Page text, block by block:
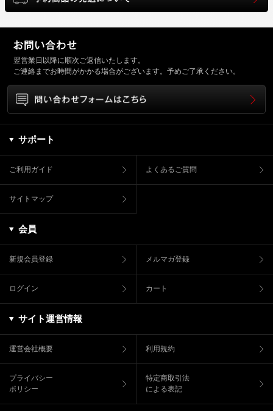
翌営業日以降に順次ご返信いたします。
ご連絡までお時間がかかる場合がございます。予めご了承ください。
サポート
ご利用ガイド よくあるご質問
サイトマップ
会員
新規会員登録 メルマガ登録
ログイン カート
サイト運営情報
運営会社概要 利用規約
プライバシー
ポリシー
特定商取引法
による表記